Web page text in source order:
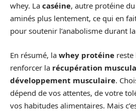
whey. La caséine, autre protéine
aminés plus lentement, ce qui en
pour soutenir l’anabolisme durant
En résumé, la whey protéine
renforcer la récupération
développement musculaire.
dépend de vos attentes, de votre
vos habitudes alimentaires. Mais